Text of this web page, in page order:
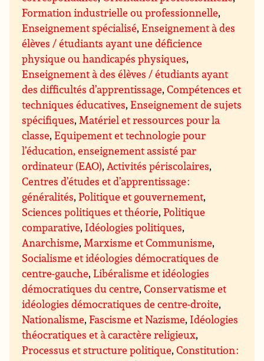
Formation industrielle ou professionnelle,
Enseignement spécialisé,Enseignement à des
élèves / étudiants ayant une déficience
physique ou handicapés physiques,
Enseignement à des élèves / étudiants ayant
des difficultés d’apprentissage,Compétences et
techniques éducatives,Enseignement de sujets
spécifiques,Matériel et ressources pour la
classe,Equipement et technologie pour
l’éducation, enseignement assisté par
ordinateur (EAO),Activités périscolaires,
Centres d’études et d’apprentissage :
généralités,Politique et gouvernement,
Sciences politiques et théorie,Politique
comparative, Idéologies politiques,
Anarchisme,Marxisme et Communisme,
Socialisme et idéologies démocratiques de
centre-gauche,Libéralisme et idéologies
démocratiques du centre,Conservatisme et
idéologies démocratiques de centre-droite,
Nationalisme,Fascisme et Nazisme, Idéologies
théocratiques et à caractère religieux,
Processus et structure politique,Constitution :